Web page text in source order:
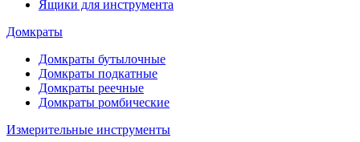
Ящики для инструмента
Домкраты
Домкраты бутылочные
Домкраты подкатные
Домкраты реечные
Домкраты ромбические
Измерительные инструменты